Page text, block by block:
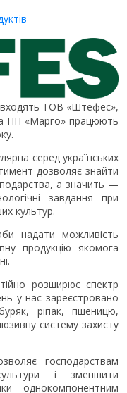
входять ТОВ «Штефес»,
ПП «Марго» працюють
серед українських
дозволяє знайти
а значить —
завдання при
культур.
надати можливість
продукцію якомога
розширює спектр
у нас зареєстровано
ріпак, пшеницю,
систему захисту
господарствам
і зменшити
однокомпонентним